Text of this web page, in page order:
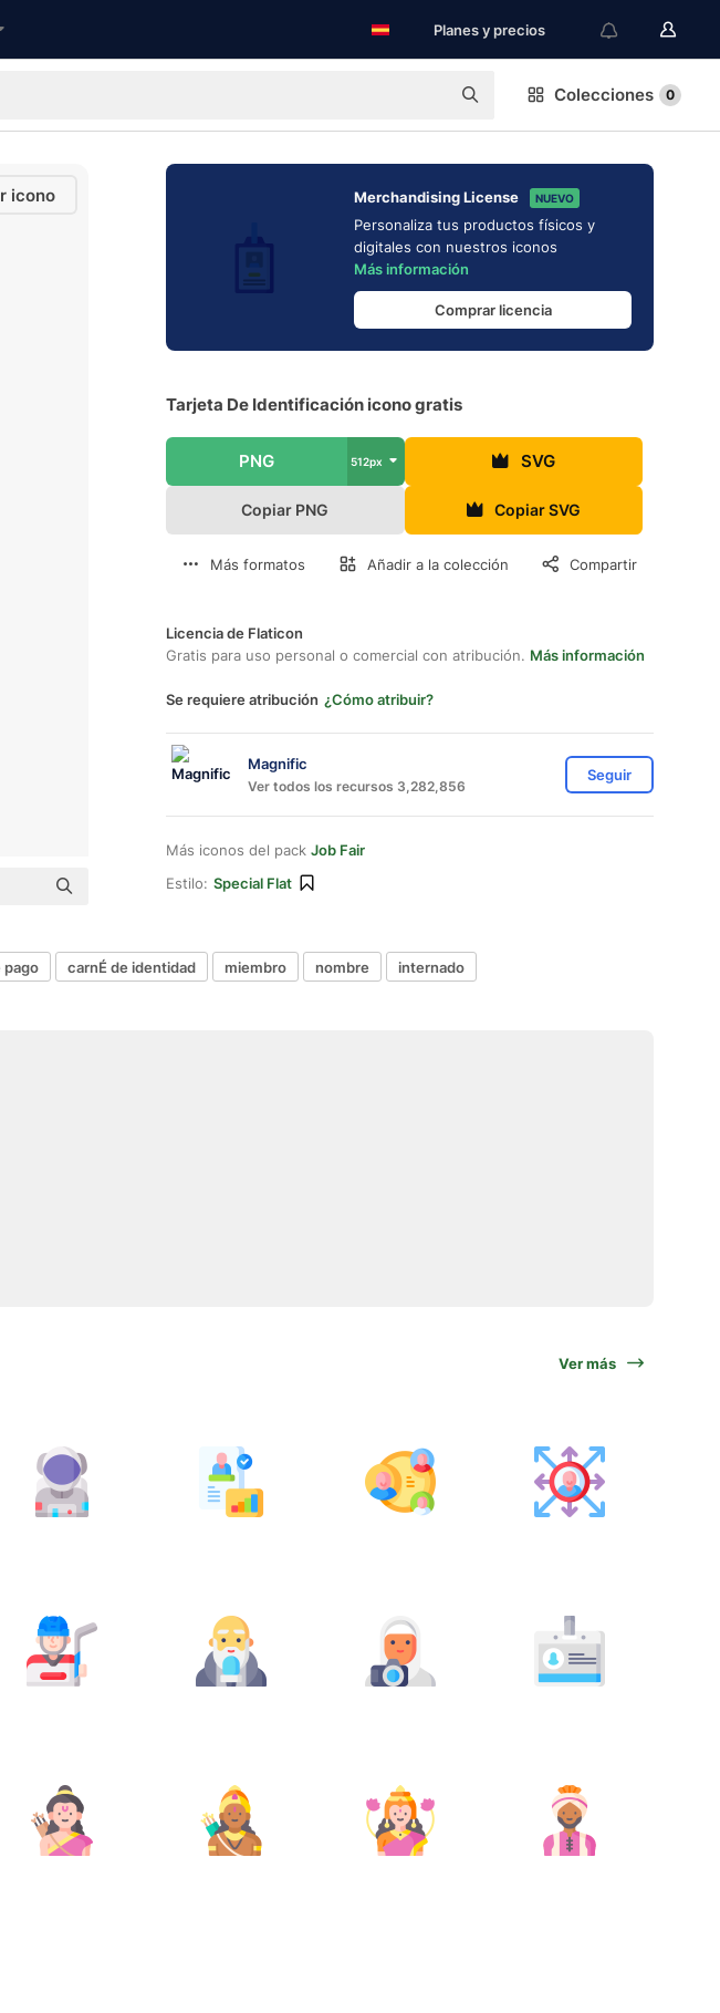
Planes y precios
Colecciones 0
icono Merchandising License NUEVO
Personaliza tus productos físicos y
digitales con nuestros iconos
Más información
Comprar licencia
Tarjeta De Identificación icono gratis
PNG 512px SVG
Copiar PNG Copiar SVG
Más formatos Añadir a la colección Compartir
Licencia de Flaticon
Gratis para uso personal o comercial con atribución. Más información
Se requiere atribución ¿Cómo atribuir?
Magnific
Ver todos los recursos 3,282,856
Seguir
Más iconos del pack Job Fair
Estilo: Special Flat
pago carnÉ de identidad miembro nombre internado
Ver más